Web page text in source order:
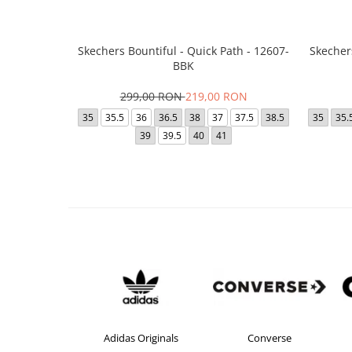
Skechers Bountiful - Quick Path - 12607-
BBK
299,00 RON219,00 RON
35 35.5 36 36.5 38 37 37.5
38.5
39
39.5 40 41
35
Converse crocs